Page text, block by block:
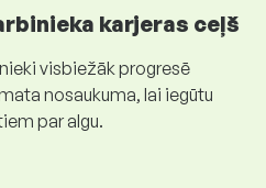
karjeras ceļš
visbiežāk progresē
nosaukuma, lai iegūtu
par algu.